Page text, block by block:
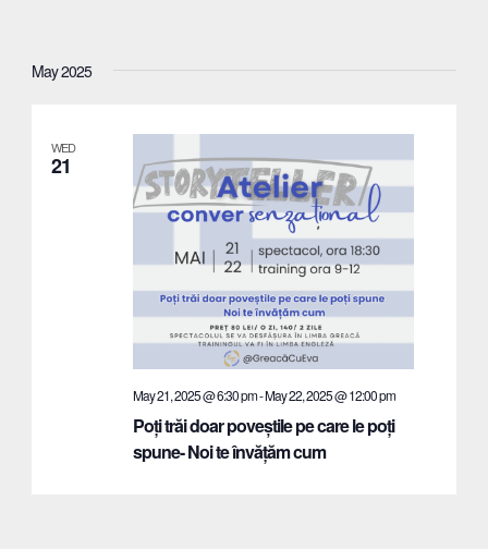
May 2025
WED
21
May 21, 2025 @ 6:30 pm-May 22, 2025 @ 12:00 pm
Poți trăi doar poveștile pe care le poți
spune- Noi te învățăm cum